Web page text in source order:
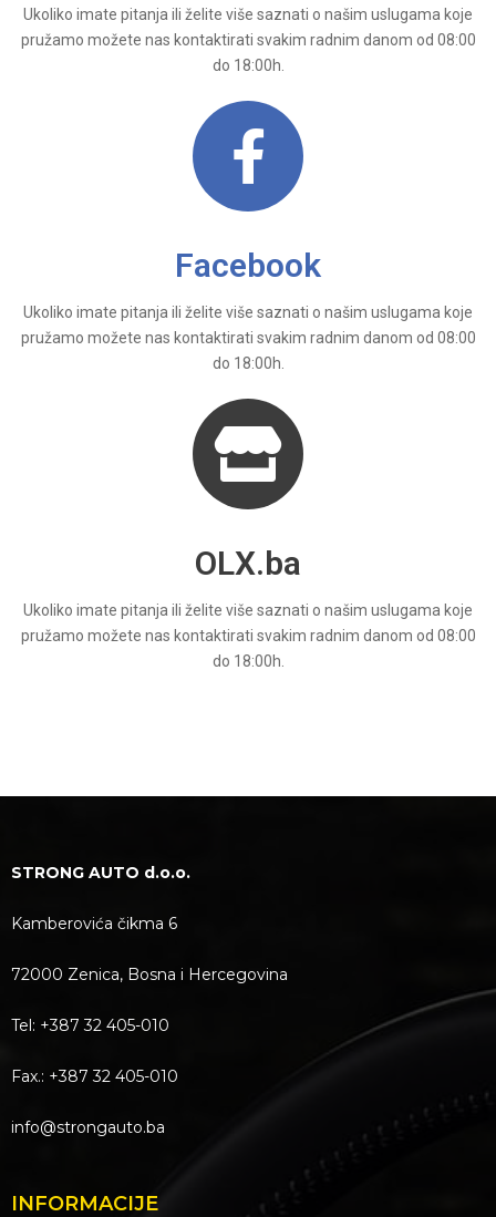
Ukoliko imate pitanja ili želite više saznati o našim uslugama koje
pružamo možete nas kontaktirati svakim radnim danom od 08:00
do 18:00h.
Facebook
Ukoliko imate pitanja ili želite više saznati o našim uslugama koje
pružamo možete nas kontaktirati svakim radnim danom od 08:00
do 18:00h.
OLX.ba
Ukoliko imate pitanja ili želite više saznati o našim uslugama koje
pružamo možete nas kontaktirati svakim radnim danom od 08:00
do 18:00h.
STRONG AUTO d.o.o.
Kamberovića čikma 6
72000 Zenica, Bosna i Hercegovina
Tel: +387 32 405-010
Fax.: +387 32 405-010
info@strongauto.ba
INFORMACIJE